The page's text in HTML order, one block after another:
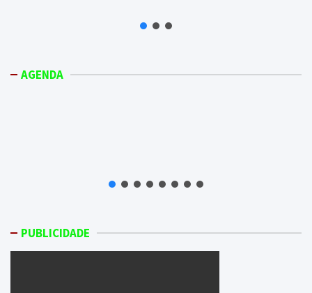
AGENDA
PUBLICIDADE